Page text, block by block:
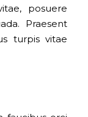
posuere
Praesent
turpis vitae